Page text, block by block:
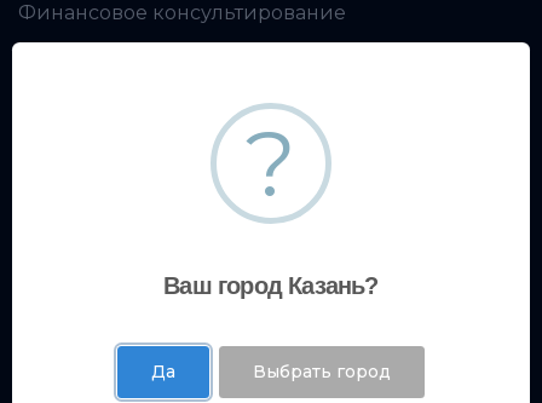
Финансовое консультирование
Образовательный центр
Кадровое консультирование
Испытательная лаборатория
Экологический центр
?
Ваш город Казань?
Да Выбрать город